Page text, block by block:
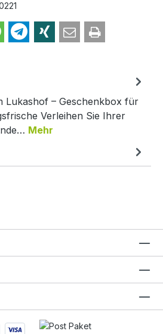
Lukashof – Geschenkbox für
Verleihen Sie Ihrer
Mehr